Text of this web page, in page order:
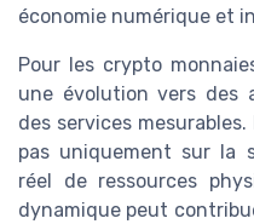
économie numérique et
Pour les crypto
une évolution vers des
des services
pas uniquement sur la
réel de ressources
dynamique peut